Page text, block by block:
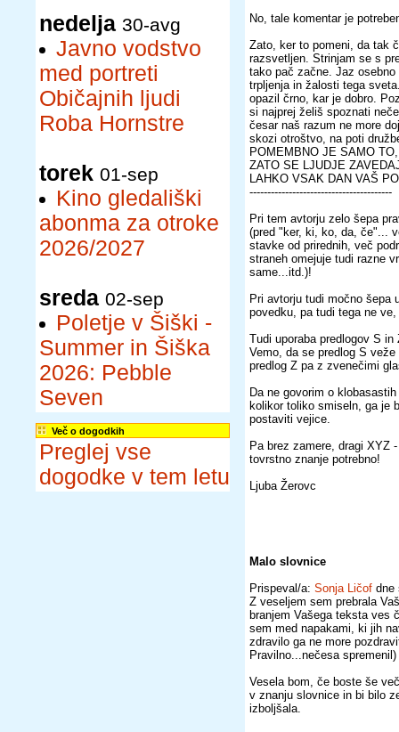
nedelja 30-avg
Javno vodstvo
med portreti
Običajnih ljudi
Roba Hornstre
torek 01-sep
Kino gledališki
abonma za otroke
2026/2027
sreda 02-sep
Poletje v Šiški -
Summer in Šiška
2026: Pebble
Seven
Več o dogodkih
Preglej vse
dogodke v tem letu
No, tale komentar je
Zato, ker to pomeni, da tak
razsvetljen. Strinjam se s
tako pač začne. Jaz
trpljenja in žalosti tega
opazil črno, kar je dobro.
si najprej želiš spoznati
česar naš razum ne more
skozi otroštvo, na poti
POMEMBNO JE SAMO
ZATO SE LJUDJE
LAHKO VSAK DAN VAŠ
----------------------------------------
Pri tem avtorju zelo šepa
(pred "ker, ki, ko, da, če"...
stavke od prirednih, več
straneh omejuje tudi razne
same...itd.)!
Pri avtorju tudi močno šepa
povedku, pa tudi tega ne
Tudi uporaba predlogov S
Vemo, da se predlog S
predlog Z pa z zvenečimi
Da ne govorim o
kolikor toliko smiseln, ga je
postaviti vejice.
Pa brez zamere, dragi XYZ
tovrstno znanje potrebno!
Ljuba Žerovc
Malo slovnice
Prispeval/a: Sonja Ličof dne
Z veseljem sem prebrala
branjem Vašega teksta ves
sem med napakami, ki jih
zdravilo ga ne more
Pravilno...nečesa spremenil)
Vesela bom, če boste še
v znanju slovnice in bi bilo
izboljšala.